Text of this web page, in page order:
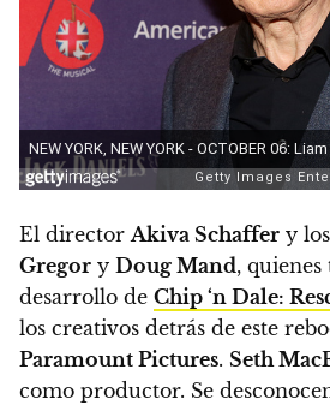
El director Akiva Schaffer y
Gregor y Doug Mand,
desarrollo de Chip ‘n Dale:
los creativos detrás de este
Paramount Pictures. Seth
como productor. Se